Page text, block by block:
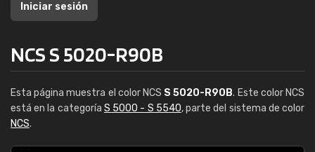
Iniciar sesión
NCS S 5020-R90B
Esta página muestra el color NCS S 5020-R90B. Este color NCS
está en la categoría S 5000 - S 5540, parte del sistema de color
NCS.